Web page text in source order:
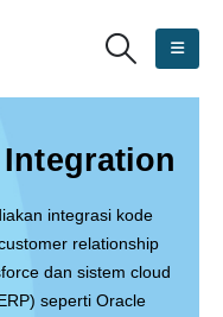
integrasi kode
relationship
dan sistem cloud
seperti Oracle